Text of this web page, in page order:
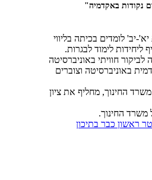
נקודות באקדמיה"
יב' לומדים בכיתה בליווי
לימוד לבגרות.
חוויתי באוניברסיטה
באוניברסיטה וצוברים
החינוך, מחליף את ציון
משרד החינוך.
ראשון כבר בתיכון